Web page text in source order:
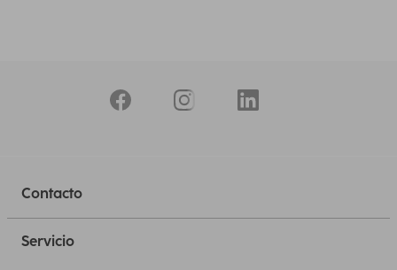
Contacto
Servicio